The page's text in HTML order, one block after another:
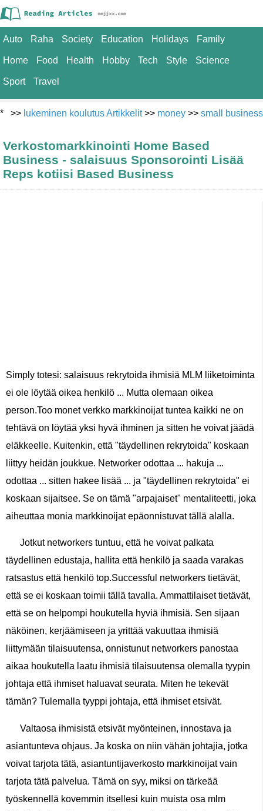
Auto Raha Society Education Holidays Family
Home Food Health Hobby Tech Style Science
Sport Travel
* >> lukeminen koulutus Artikkelit>> money >> small business
Verkostomarkkinointi Home Based
Business - salaisuus Sponsorointi Lisää
Reps kotiisi Based Business
Simply totesi: salaisuus rekrytoida ihmisiä MLM liiketoiminta
ei ole löytää oikea henkilö ... Mutta olemaan oikea
person.Too monet verkko markkinoijat tuntea kaikki ne on
tehtävä on löytää yksi hyvä ihminen ja sitten he voivat jäädä
eläkkeelle. Kuitenkin, että "täydellinen rekrytoida" koskaan
liittyy heidän joukkue. Networker odottaa ... hakuja ...
odottaa ... sitten hakee lisää ... ja "täydellinen rekrytoida" ei
koskaan sijaitsee. Se on tämä "arpajaiset" mentaliteetti, joka
aiheuttaa monia markkinoijat epäonnistuvat tällä alalla.
Jotkut networkers tuntuu, että he voivat palkata
täydellinen edustaja, hallita että henkilö ja saada varakas
ratsastus että henkilö top.Successful networkers tietävät,
että se ei koskaan toimii tällä tavalla. Ammattilaiset tietävät,
että se on helpompi houkutella hyviä ihmisiä. Sen sijaan
näköinen, kerjäämiseen ja yrittää vakuuttaa ihmisiä
liittymään tilaisuutensa, onnistunut networkers panostaa
aikaa houkutella laatu ihmisiä tilaisuutensa olemalla tyypin
johtaja että ihmiset haluavat seurata. Miten he tekevät
tämän? Tulemalla tyyppi johtaja, että ihmiset etsivät.
Valtaosa ihmisistä etsivät myönteinen, innostava ja
asiantunteva ohjaus. Ja koska on niin vähän johtajia, jotka
voivat tarjota tätä, asiantuntijaverkosto markkinoijat vain
tarjota tätä palvelua. Tämä on syy, miksi on tärkeää
työskennellä kovemmin itsellesi kuin muista osa mlm